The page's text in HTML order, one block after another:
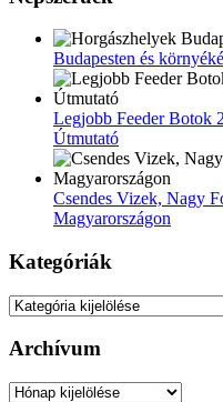
Budapesten és
Legjobb Feeder Botok
Útmutató
Csendes Vizek, Nagy
Magyarországon
Kategóriák
Kategóriák
Archívum
Archívum